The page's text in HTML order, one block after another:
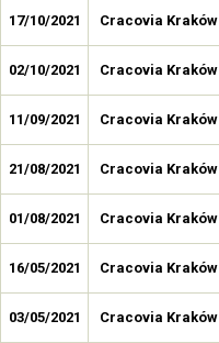
17/10/2021 Cracovia Kraków
02/10/2021 Cracovia Kraków
11/09/2021 Cracovia Kraków
21/08/2021 Cracovia Kraków
01/08/2021 Cracovia Kraków
16/05/2021 Cracovia Kraków
03/05/2021 Cracovia Kraków